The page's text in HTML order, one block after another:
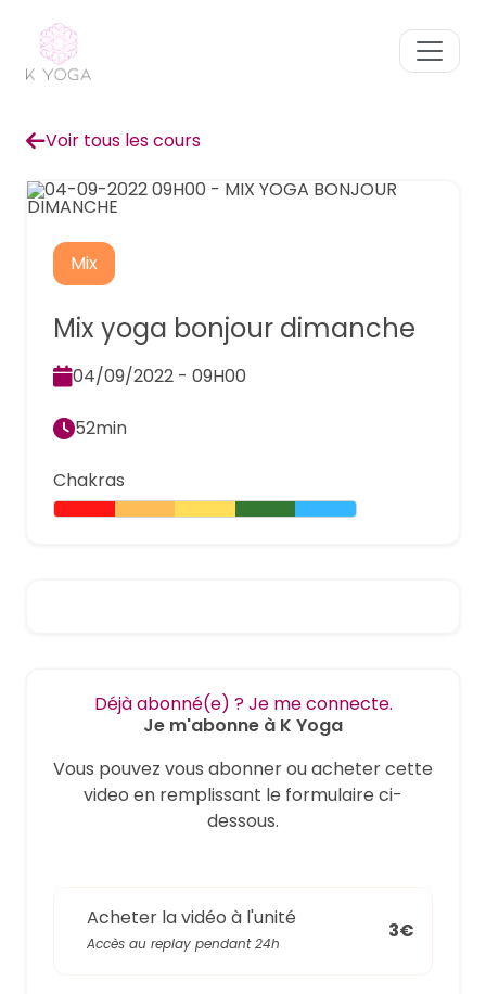
Voir tous les cours
Mix
Chakras
Mix yoga bonjour dimanche
04/09/2022 - 09H00
52min
Déjà abonné(e) ? Je me connecte.
Je m'abonne à K Yoga
Vous pouvez vous abonner ou acheter cette
video en remplissant le formulaire ci-
dessous.
Acheter la vidéo à l'unité
Accès au replay pendant 24h
3€